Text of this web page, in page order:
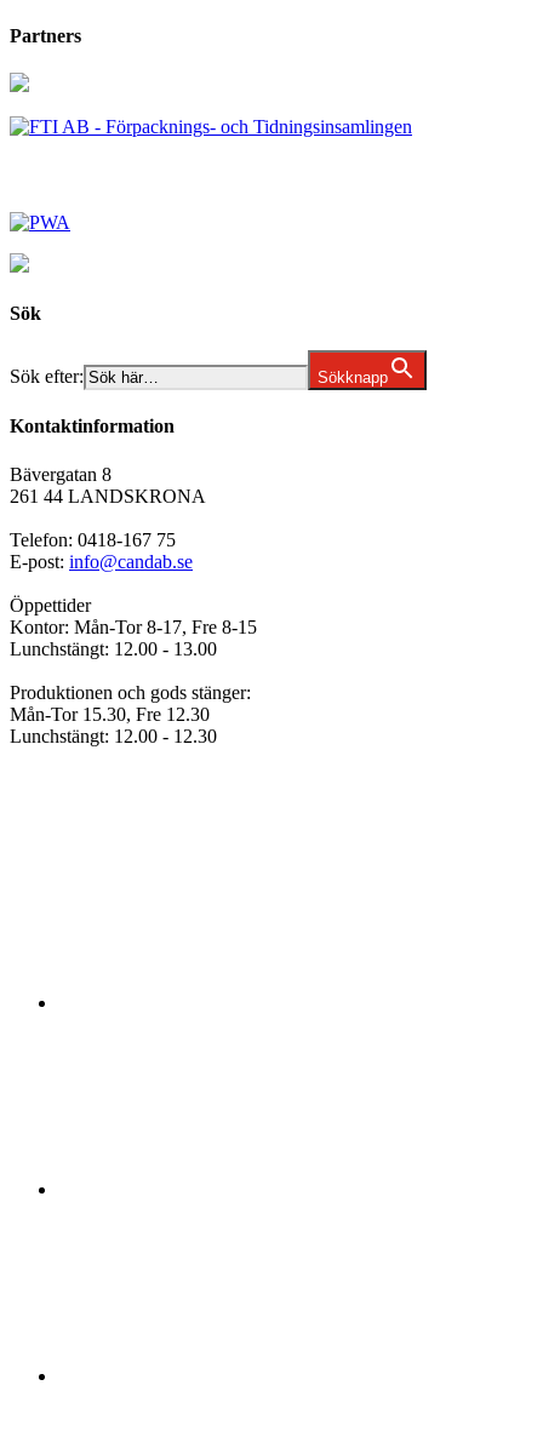
Partners
Sök
Sök efter: Sökknapp
Kontaktinformation
Bävergatan 8
261 44 LANDSKRONA
Telefon: 0418-167 75
E-post: info@candab.se
Öppettider
Kontor: Mån-Tor 8-17, Fre 8-15
Lunchstängt: 12.00 - 13.00
Produktionen och gods stänger:
Mån-Tor 15.30, Fre 12.30
Lunchstängt: 12.00 - 12.30